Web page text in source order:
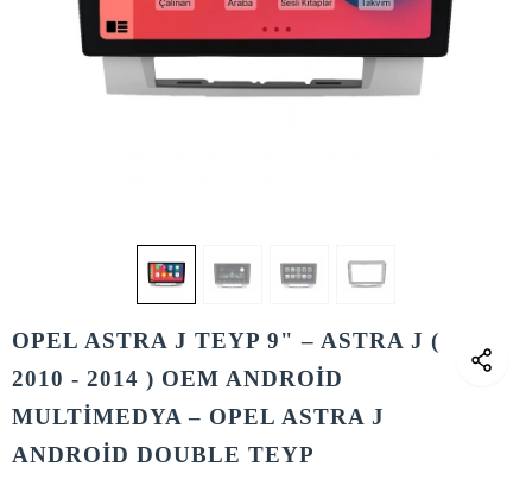
OPEL ASTRA J TEYP 9" – ASTRA J (
2010 - 2014 ) OEM ANDROİD
MULTİMEDYA – OPEL ASTRA J
ANDROİD DOUBLE TEYP